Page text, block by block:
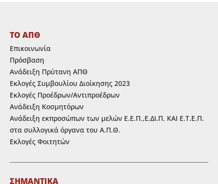
ΤΟ ΑΠΘ
Επικοινωνία
Πρόσβαση
Ανάδειξη Πρύτανη ΑΠΘ
Εκλογές Συμβουλίου Διοίκησης 2023
Εκλογές Προέδρων/Αντιπροέδρων
Ανάδειξη Κοσμητόρων
Ανάδειξη εκπροσώπων των μελών Ε.Ε.Π.,Ε.ΔΙ.Π. ΚΑΙ Ε.Τ.Ε.Π.
στα συλλογικά όργανα του Α.Π.Θ.
Εκλογές Φοιτητών
ΣΗΜΑΝΤΙΚΑ